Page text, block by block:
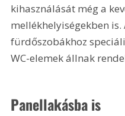
kihasználását még a
mellékhelyiségekben
fürdőszobákhoz
WC-elemek állnak
Panellakásba is